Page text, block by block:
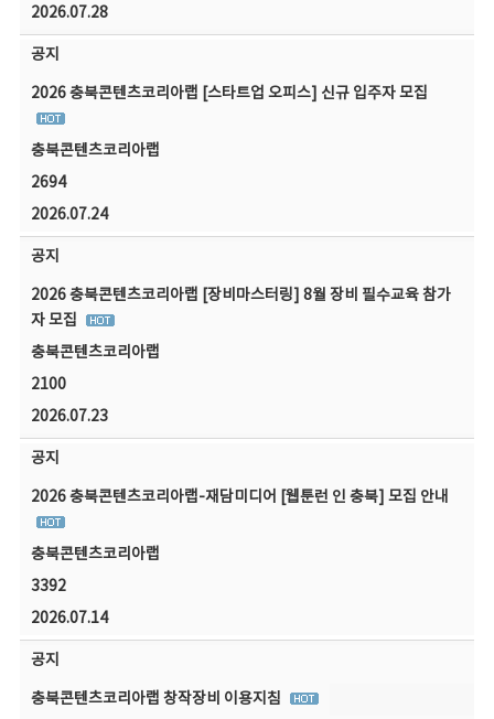
2026.07.28
공지
2026 충북콘텐츠코리아랩 [스타트업 오피스] 신규 입주자 모집
충북콘텐츠코리아랩
2694
2026.07.24
공지
2026 충북콘텐츠코리아랩 [장비마스터링] 8월 장비 필수교육 참가
자 모집
충북콘텐츠코리아랩
2100
2026.07.23
공지
2026 충북콘텐츠코리아랩-재담미디어 [웹툰런 인 충북] 모집 안내
충북콘텐츠코리아랩
3392
2026.07.14
공지
충북콘텐츠코리아랩 창작장비 이용지침